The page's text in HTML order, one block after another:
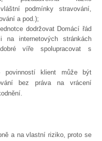
podmínky stravování,
a pod.);
dodržovat Domácí řád
internetových stránkách
víře spolupracovat s
povinností klient může být
bez práva na vrácení
a na vlastní riziko, proto se